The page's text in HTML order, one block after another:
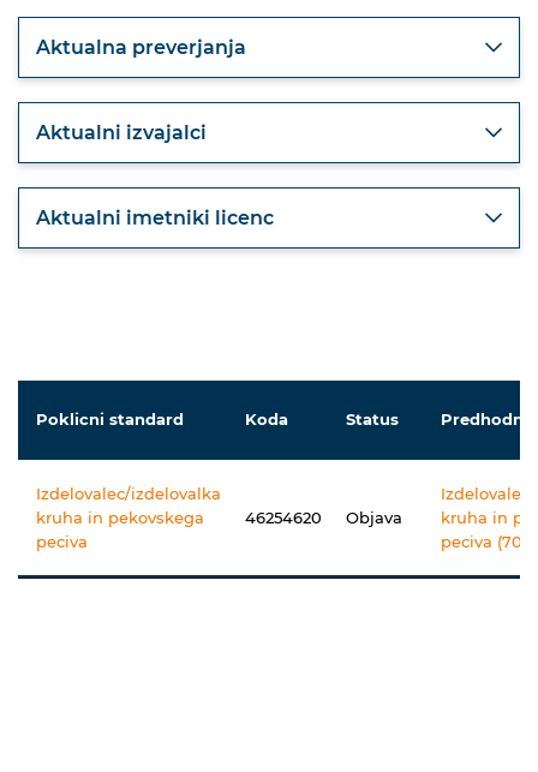
Aktualna preverjanja
Aktualni izvajalci
Aktualni imetniki licenc
Poklicni standard Koda Status
Izdelovalec/izdelovalka
kruha in pekovskega
peciva
46254620 Objava
kruha in
peciva